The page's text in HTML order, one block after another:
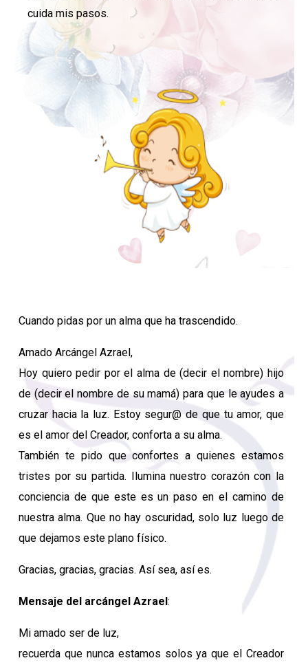
cuida mis pasos.
Cuando pidas por un alma que ha trascendido.
Amado Arcángel Azrael,
Hoy quiero pedir por el alma de (decir el nombre) hijo
de (decir el nombre de su mamá) para que le ayudes a
cruzar hacia la luz. Estoy segur@ de que tu amor, que
es el amor del Creador, conforta a su alma.
También te pido que confortes a quienes estamos
tristes por su partida. Ilumina nuestro corazón con la
conciencia de que este es un paso en el camino de
nuestra alma. Que no hay oscuridad, solo luz luego de
que dejamos este plano físico.
Gracias, gracias, gracias. Así sea, así es.
Mensaje del arcángel Azrael:
Mi amado ser de luz,
recuerda que nunca estamos solos ya que el Creador